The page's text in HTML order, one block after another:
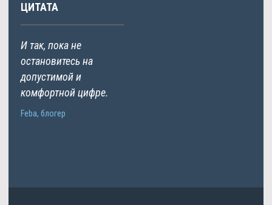
ЦИТАТА
И так, пока не
остановитесь на
допустимой и
комфортной цифре.
Feba, блогер